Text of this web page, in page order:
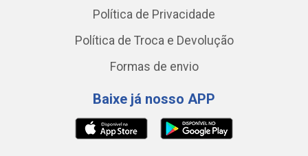
Política de Privacidade
Política de Troca e Devolução
Formas de envio
Baixe já nosso APP